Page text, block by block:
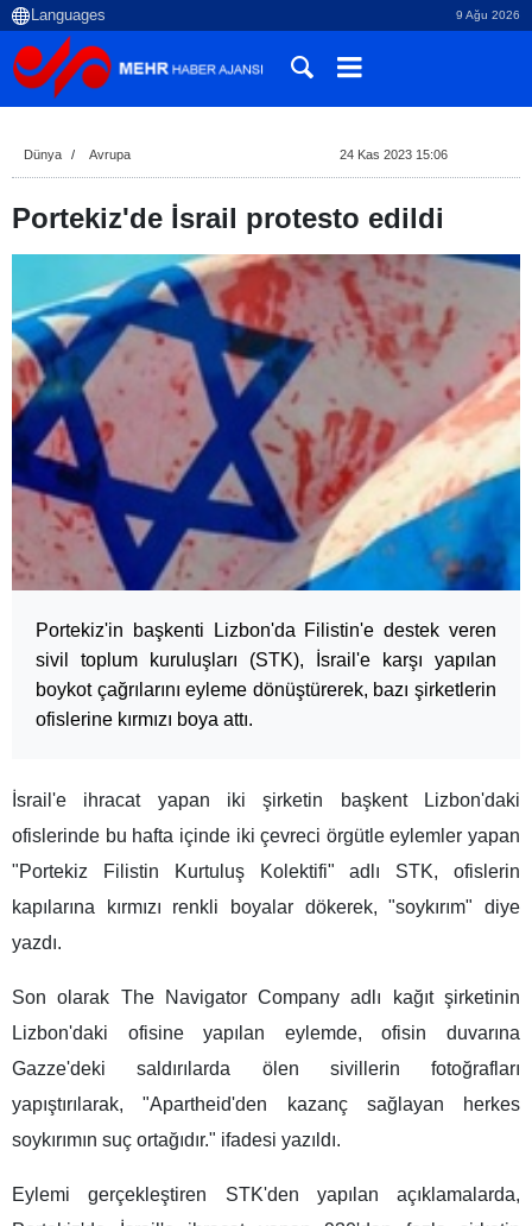
9 Ağu 2026
Dünya Avrupa 24 Kas 2023 15:06
Portekiz'de İsrail protesto edildi
Portekiz'in başkenti Lizbon'da Filistin'e destek veren
sivil toplum kuruluşları (STK), İsrail'e karşı yapılan
boykot çağrılarını eyleme dönüştürerek, bazı şirketlerin
ofislerine kırmızı boya attı.
İsrail'e ihracat yapan iki şirketin başkent Lizbon'daki
ofislerinde bu hafta içinde iki çevreci örgütle eylemler yapan
"Portekiz Filistin Kurtuluş Kolektifi" adlı STK, ofislerin
kapılarına kırmızı renkli boyalar dökerek, "soykırım" diye
yazdı.
Son olarak The Navigator Company adlı kağıt şirketinin
Lizbon'daki ofisine yapılan eylemde, ofisin duvarına
Gazze'deki saldırılarda ölen sivillerin fotoğrafları
yapıştırılarak, "Apartheid'den kazanç sağlayan herkes
soykırımın suç ortağıdır." ifadesi yazıldı.
Eylemi gerçekleştiren STK'den yapılan açıklamalarda,